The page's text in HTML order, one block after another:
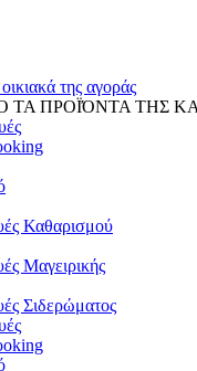
της αγοράς
ΤΑ ΠΡΟΪΌΝΤΑ ΤΗΣ
Καθαρισμού
Μαγειρικής
Σιδερώματος